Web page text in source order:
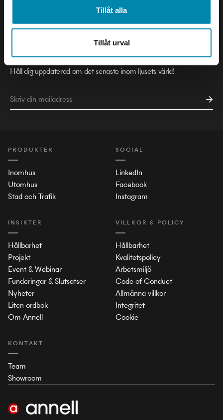
Tillåt alla
Tillåt urval
Håll dig uppdaterad om det senaste inom ljusets värld!
PRODUKTER
Inomhus
Utomhus
Stad och Trafik
INSIKTER
Hållbarhet
Projekt
Event & Webinar
Funderingar & Slutsatser
Nyheter
Liten ordbok
Om Annell
KONTAKT
Team
Showroom
SOCIAL
LinkedIn
Facebook
Instagram
VILLKOR & POLICY
Hållbarhet
Kvalitetspolicy
Arbetsmiljö
Code of Conduct
Allmänna villkor
Integritet
Cookie